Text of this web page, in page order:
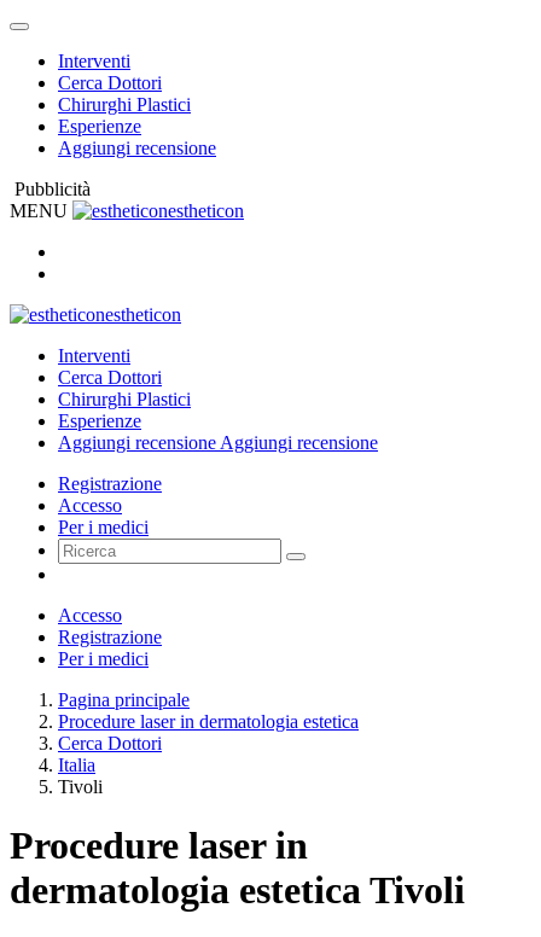
Interventi
Cerca Dottori
Chirurghi Plastici
Esperienze
Aggiungi recensione
Pubblicità
MENU
estheticon
estheticon
Interventi
Cerca Dottori
Chirurghi Plastici
Esperienze
Aggiungi recensione Aggiungi recensione
Registrazione
Accesso
Per i medici
Accesso
Registrazione
Per i medici
Pagina principale
Procedure laser in dermatologia estetica
Cerca Dottori
Italia
Tivoli
Procedure laser in
dermatologia estetica Tivoli